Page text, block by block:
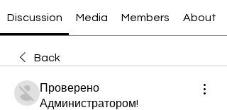
Discussion Media Members About
Back
Проверено
Администратором!